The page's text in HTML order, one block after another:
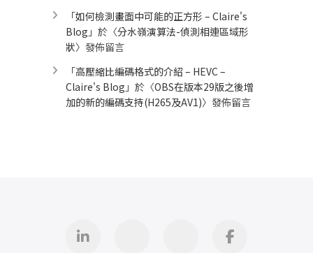
「如何檢測畫面中可能的正方形 – Claire's
Blog 」於〈分水嶺演算法-偵測相連區域形
狀〉發佈留言
「高壓縮比編碼格式的介紹 – HEVC –
Claire's Blog 」於〈OBS在版本29版之後增
加的新的編碼支持(H265及AV1)〉發佈留言
Linkedin iThomeFacebook